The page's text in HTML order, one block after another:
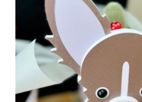
AÑADIR AL CARRITO
DETALLES